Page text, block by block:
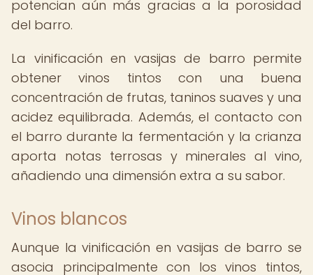
potencian aún más gracias a la porosidad
del barro.
La vinificación en vasijas de barro permite
obtener vinos tintos con una buena
concentración de frutas, taninos suaves y una
acidez equilibrada. Además, el contacto con
el barro durante la fermentación y la crianza
aporta notas terrosas y minerales al vino,
añadiendo una dimensión extra a su sabor.
Vinos blancos
Aunque la vinificación en vasijas de barro se
asocia principalmente con los vinos tintos,